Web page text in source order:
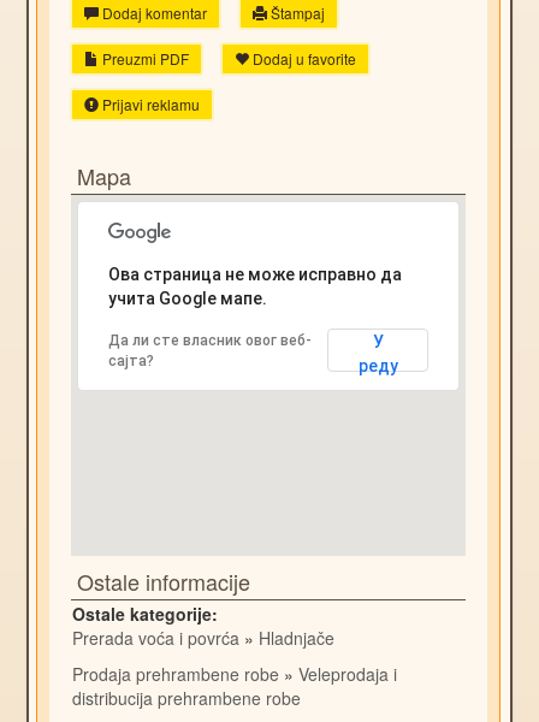
Dodaj komentar Štampaj
Preuzmi PDF Dodaj u favorite
Prijavi reklamu
Mapa
Ова страница не може исправно да
учита Google мапе.
Да ли сте власник овог веб-
сајта?
У
реду
Ostale informacije
Ostale kategorije:
Prerada voća i povrća » Hladnjače
Prodaja prehrambene robe » Veleprodaja i
distribucija prehrambene robe